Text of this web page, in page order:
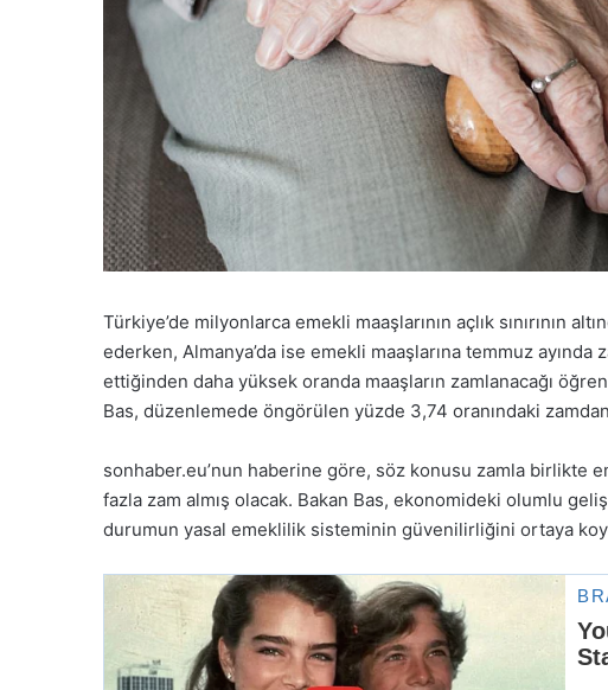
Türkiye’de milyonlarca emekli maaşlarının açlık sınırının
ederken, Almanya’da ise emekli maaşlarına temmuz
ettiğinden daha yüksek oranda maaşların zamlanacağı
Bas, düzenlemede öngörülen yüzde 3,74 oranındaki
sonhaber.eu’nun haberine göre, söz konusu zamla birlikte
fazla zam almış olacak. Bakan Bas, ekonomideki olumlu
durumun yasal emeklilik sisteminin güvenilirliğini ortaya